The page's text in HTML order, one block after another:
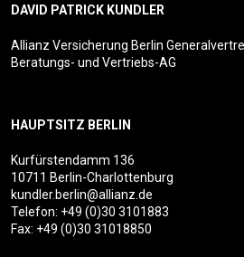
DAVID PATRICK KUNDLER
Allianz Versicherung Berlin
Beratungs- und Vertriebs-AG
HAUPTSITZ BERLIN
Kurfürstendamm 136
10711 Berlin-Charlottenburg
kundler.berlin@allianz.de
Telefon: +49 (0)30 3101883
Fax: +49 (0)30 31018850